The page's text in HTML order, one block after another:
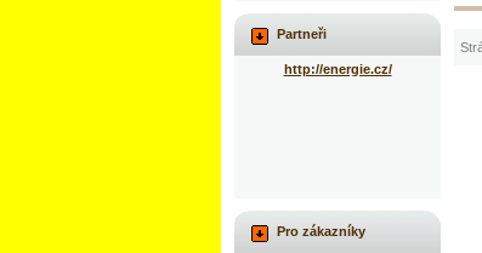
Partneři
http://energie.cz/
Pro zákazníky